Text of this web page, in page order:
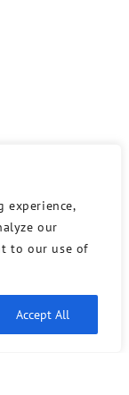
experience,
our
to our use of
Accept All